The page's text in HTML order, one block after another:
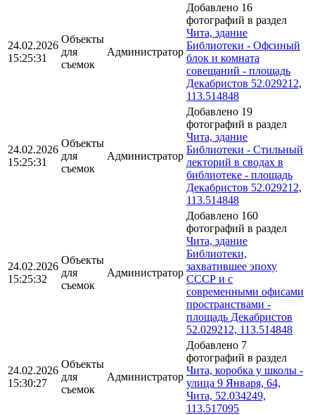
24.02.2026
15:25:31
Объекты
для
съемок
Администратор
Добавлено 16
фотографий в раздел
Чита, здание
Библиотеки - Офсиный
блок и комната
совещаний - площадь
Декабристов 52.029212,
113.514848
24.02.2026
15:25:31
Объекты
для
съемок
Администратор
Добавлено 19
фотографий в раздел
Чита, здание
Библиотеки - Стильный
лекторий в сводах в
библиотеке - площадь
Декабристов 52.029212,
113.514848
24.02.2026
15:25:32
Объекты
для
съемок
Администратор
Добавлено 160
фотографий в раздел
Чита, здание
Библиотеки,
захватившее эпоху
СССР и с
современными офисами
пространствами -
площадь Декабристов
52.029212, 113.514848
24.02.2026
15:30:27
Объекты
для
съемок
Администратор
Добавлено 7
фотографий в раздел
Чита, коробка у школы -
улица 9 Января, 64,
Чита, 52.034249,
113.517095